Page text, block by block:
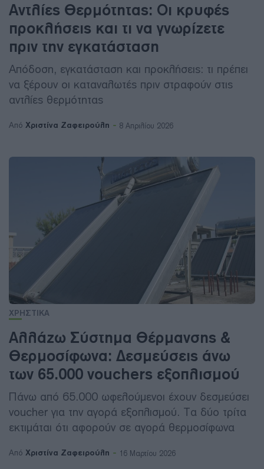
Αντλίες Θερμότητας: Οι κρυφές
προκλήσεις και τι να γνωρίζετε
πριν την εγκατάσταση
Απόδοση, εγκατάσταση και προκλήσεις: τι πρέπει
να ξέρουν οι καταναλωτές πριν στραφούν στις
αντλίες θερμότητας
Από Χριστίνα Ζαφειρούλη 8 Απριλίου 2026
ΧΡΗΣΤΙΚΑ
Αλλάζω Σύστημα Θέρμανσης &
Θερμοσίφωνα: Δεσμεύσεις άνω
των 65.000 vouchers εξοπλισμού
Πάνω από 65.000 ωφελούμενοι έχουν δεσμεύσει
voucher για την αγορά εξοπλισμού. Τα δύο τρίτα
εκτιμάται ότι αφορούν σε αγορά θερμοσίφωνα
Από Χριστίνα Ζαφειρούλη 16 Μαρτίου 2026